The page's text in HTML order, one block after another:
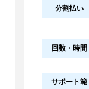
分割払い
回数・時間
サポート範